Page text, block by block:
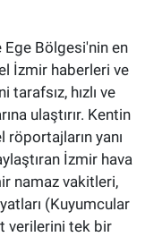
Ege Bölgesi'nin en
İzmir haberleri ve
hızlı ve
ulaştırır. Kentin
röportajların yanı
İzmir hava
namaz vakitleri,
(Kuyumcular
verilerini tek bir